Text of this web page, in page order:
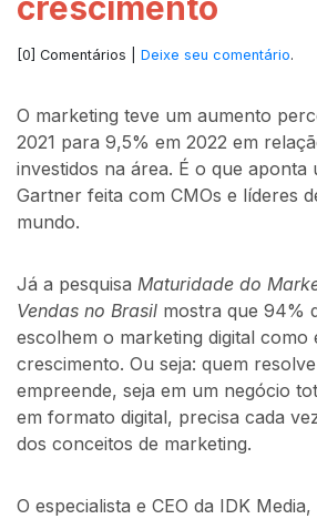
crescimento
[0] Comentários | Deixe seu comentário.
O marketing teve um aumento
2021 para 9,5% em 2022 em
investidos na área. É o que aponta
Gartner feita com CMOs e líderes
mundo.
Já a pesquisa Maturidade do
Vendas no Brasil mostra que 94%
escolhem o marketing digital como
crescimento. Ou seja: quem
empreende, seja em um negócio
em formato digital, precisa cada
dos conceitos de marketing.
O especialista e CEO da IDK